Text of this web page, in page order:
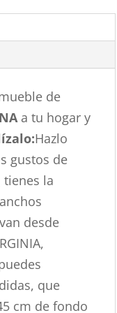
de
a tu hogar y
Hazlo
gustos de
la
desde
que
cm de fondo